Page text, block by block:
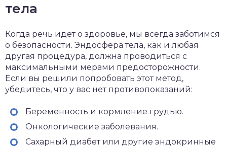
тела
Когда речь идет о здоровье, мы всегда заботимся
о безопасности. Эндосфера тела, как и любая
другая процедура, должна проводиться с
максимальными мерами предосторожности.
Если вы решили попробовать этот метод,
убедитесь, что у вас нет противопоказаний:
Беременность и кормление грудью.
Онкологические заболевания.
Сахарный диабет или другие эндокринные